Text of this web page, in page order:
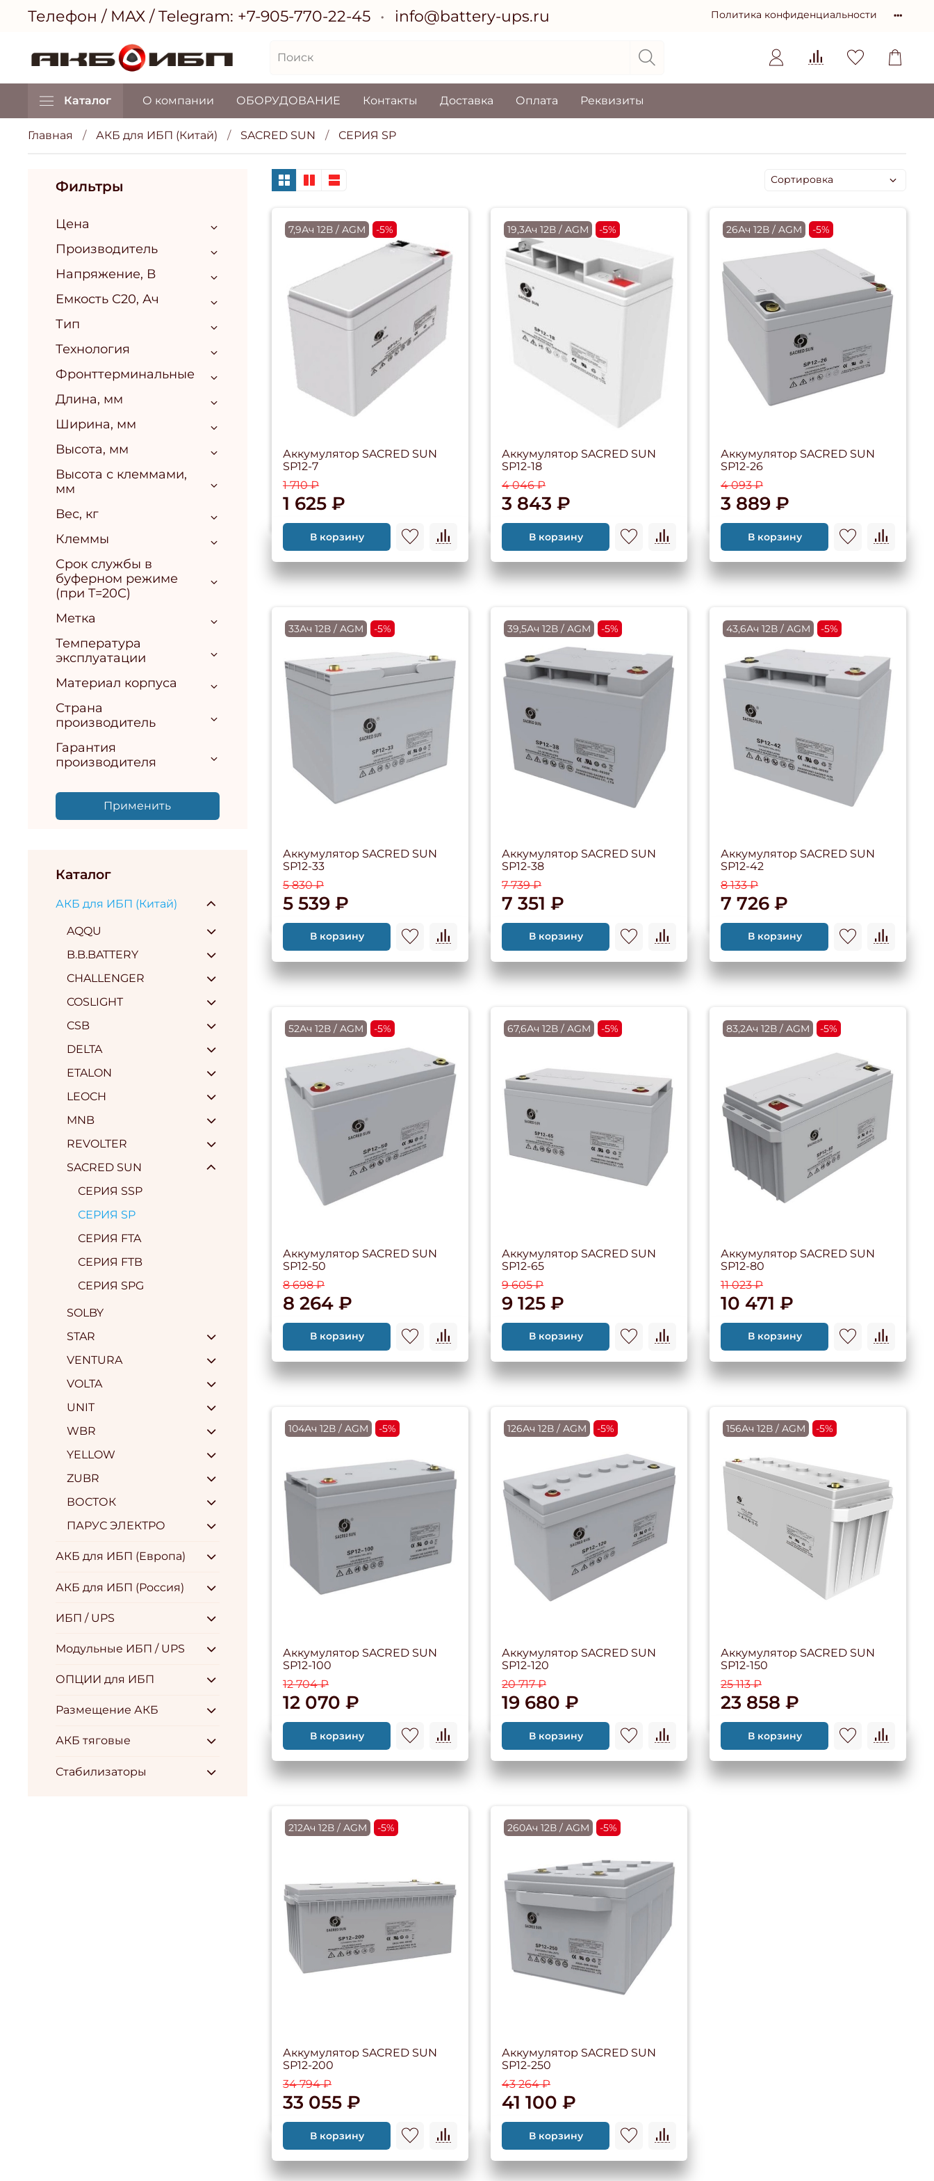
Политика конфиденциальности
Телефон / МАХ / Telegram: +7-905-770-22-45 info@battery-ups.ru
Каталог О компании ОБОРУДОВАНИЕ Контакты Доставка Оплата Реквизиты
Главная АКБ для ИБП (Китай) SACRED SUN СЕРИЯ SP
7,9Ач 12В / AGM -5%
Аккумулятор SACRED SUN
SP12-7
1 710 ₽
1 625 ₽
В корзину
19,3Ач 12В / AGM -5%
Аккумулятор SACRED SUN
SP12-18
4 046 ₽
3 843 ₽
В корзину
26Ач 12В / AGM -5%
Аккумулятор SACRED SUN
SP12-26
4 093 ₽
3 889 ₽
В корзину
33Ач 12В / AGM -5%
Аккумулятор SACRED SUN
SP12-33
5 830 ₽
5 539 ₽
В корзину
39,5Ач 12В / AGM -5%
Аккумулятор SACRED SUN
SP12-38
7 739 ₽
7 351 ₽
В корзину
43,6Ач 12В / AGM -5%
Аккумулятор SACRED SUN
SP12-42
8 133 ₽
7 726 ₽
В корзину
52Ач 12В / AGM -5%
Аккумулятор SACRED SUN
SP12-50
8 698 ₽
8 264 ₽
В корзину
67,6Ач 12В / AGM -5%
Аккумулятор SACRED SUN
SP12-65
9 605 ₽
9 125 ₽
В корзину
83,2Ач 12В / AGM -5%
Аккумулятор SACRED SUN
SP12-80
11 023 ₽
10 471 ₽
В корзину
104Ач 12В / AGM -5%
Аккумулятор SACRED SUN
SP12-100
12 704 ₽
12 070 ₽
В корзину
126Ач 12В / AGM -5%
Аккумулятор SACRED SUN
SP12-120
20 717 ₽
19 680 ₽
В корзину
156Ач 12В / AGM -5%
Аккумулятор SACRED SUN
SP12-150
25 113 ₽
23 858 ₽
В корзину
212Ач 12В / AGM -5%
Аккумулятор SACRED SUN
SP12-200
34 794 ₽
33 055 ₽
В корзину
260Ач 12В / AGM -5%
Аккумулятор SACRED SUN
SP12-250
43 264 ₽
41 100 ₽
В корзину
Фильтры
Цена
Производитель
Напряжение, В
Емкость С20, Ач
Тип
Технология
Фронттерминальные
Длина, мм
Ширина, мм
Высота, мм
Высота с клеммами,
мм
Вес, кг
Клеммы
Срок службы в
буферном режиме
(при T=20С)
Метка
Температура
эксплуатации
Материал корпуса
Страна
производитель
Гарантия
производителя
Применить
Каталог
АКБ для ИБП (Китай)
AQQU
B.B.BATTERY
CHALLENGER
COSLIGHT
CSB
DELTA
ETALON
LEOCH
MNB
REVOLTER
SACRED SUN
СЕРИЯ SSP
СЕРИЯ SP
СЕРИЯ FTA
СЕРИЯ FTB
СЕРИЯ SPG
SOLBY
STAR
VENTURA
VOLTA
UNIT
WBR
YELLOW
ZUBR
ВОСТОК
ПАРУС ЭЛЕКТРО
АКБ для ИБП (Европа)
АКБ для ИБП (Россия)
ИБП / UPS
Модульные ИБП / UPS
ОПЦИИ для ИБП
Размещение АКБ
АКБ тяговые
Стабилизаторы